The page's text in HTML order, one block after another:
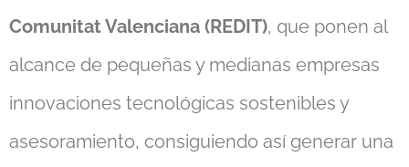
Comunitat Valenciana (REDIT), que ponen al
alcance de pequeñas y medianas empresas
innovaciones tecnológicas sostenibles y
asesoramiento, consiguiendo así generar una